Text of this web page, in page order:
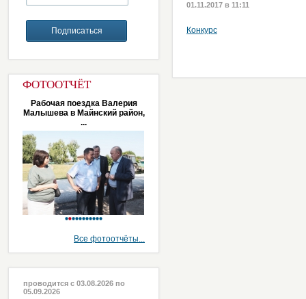
ФОТООТЧЁТ
Рабочая поездка Валерия
Малышева в Майнский район,
...
Все фотоотчёты...
проводится с 03.08.2026 по
05.09.2026
01.11.2017 в 11:11
Конкурс